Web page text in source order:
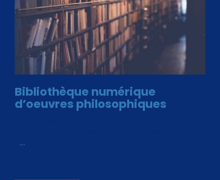
Bibliothèque numérique
d’oeuvres philosophiques
…